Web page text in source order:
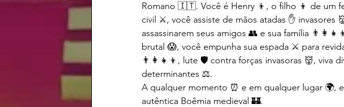
Romano 🇮🇹. Você é Henry 👦, o filho 👦 de um
civil ⚔️, você assiste de mãos atadas ✋ invasores
assassinarem seus amigos 👥 e sua família
brutal 😱, você empunha sua espada ⚔️ para
👨‍👩‍👧‍👦, lute 🛡️ contra forças invasoras 👹, viva
determinantes ⚖️.
A qualquer momento ⏰ e em qualquer lugar 🌍,
autêntica Boêmia medieval 🏰.